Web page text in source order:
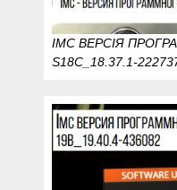
IMC ВЕРСІЯ
S18C_18.37.1-